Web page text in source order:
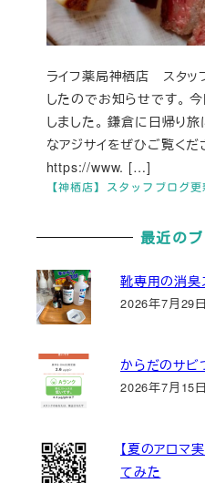
【神栖店】スタッフブログ更
ライフ薬局神栖店 スタッ
したのでお知らせです。
しました。 鎌倉に日帰り
なアジサイをぜひご覧く
https://www. […]
最近の
靴専用の消臭
2026年7月29日
からだのサビ
2026年7月15日
【夏のアロマ
てみた